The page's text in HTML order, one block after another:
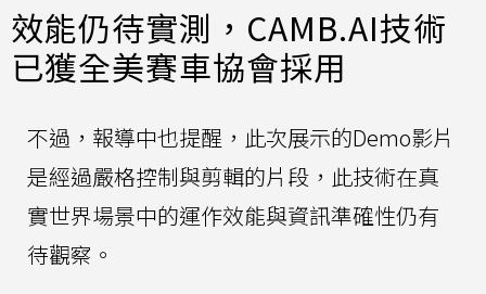
效能仍待實測，CAMB.AI技術
已獲全美賽車協會採用
不過，報導中也提醒，此次展示的Demo影片
是經過嚴格控制與剪輯的片段，此技術在真
實世界場景中的運作效能與資訊準確性仍有
待觀察。